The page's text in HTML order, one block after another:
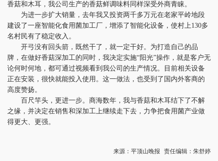
香菇和木耳，我公司生产的香菇鲜调味料同样深受外商青睐。
为进一步扩大销量，去年我又投资两千多万元在老家平岭地段
建设了一座智能化食用菌加工厂，增添了智能化设备，使村上130多
名村民有了稳定收入。
开弓没有回头箭，既然干了，就一定干好。为打造自己的品
牌，在做好香菇深加工的同时，我决定实施“阳光”操作，就是客户无
论何时何地，都可通过视频看到我公司的生产情况。目前相关设备
正在安装，很快就能投入使用。这一做法，也受到了国内外客商的
高度赞扬。
百尺竿头，更进一步。商海数年，我与香菇和木耳结下了不解
之缘，并决定在销售和深加工上继续走下去，力争把食用菌产业做
得更大、更强。
来源：平顶山晚报 责任编辑：朱舒婷